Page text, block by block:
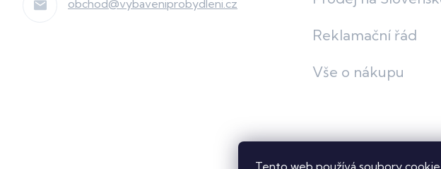
Tento web používá soubory
obchod@vybaveniprobydleni.cz
Reklamační řád
Vše o nákupu